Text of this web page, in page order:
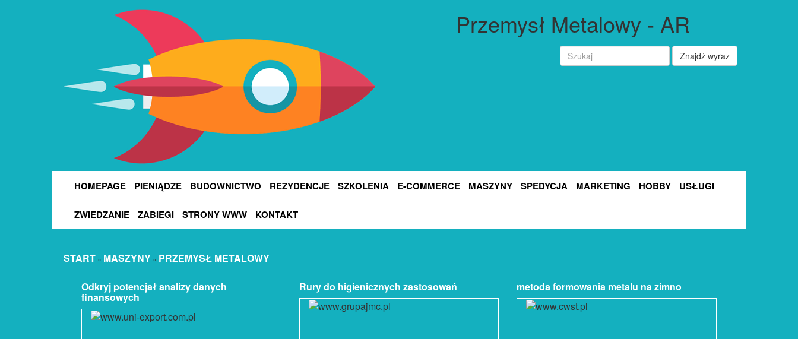
Przemysł Metalowy - AR
Znajdź wyraz
HOMEPAGE PIENIĄDZE BUDOWNICTWO REZYDENCJE SZKOLENIA E-COMMERCE MASZYNY SPEDYCJA MARKETING HOBBY USŁUGI
ZWIEDZANIE ZABIEGI STRONY WWW KONTAKT
START » MASZYNY » PRZEMYSŁ METALOWY
Odkryj potencjał analizy danych
finansowych
Rury do higienicznych zastosowań metoda formowania metalu na zimno